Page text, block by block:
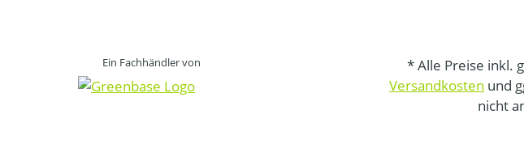
Ein Fachhändler von
* Alle Preise inkl.
Versandkosten und
nicht